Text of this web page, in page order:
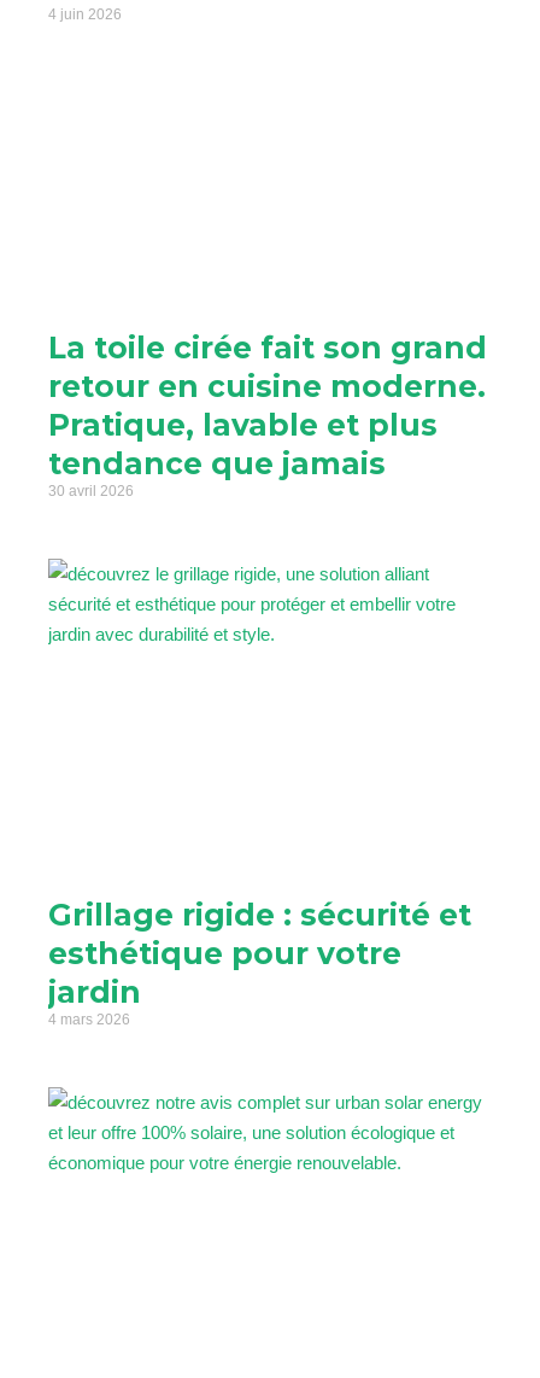
4 juin 2026
La toile cirée fait son grand
retour en cuisine moderne.
Pratique, lavable et plus
tendance que jamais
30 avril 2026
Grillage rigide : sécurité et
esthétique pour votre
jardin
4 mars 2026